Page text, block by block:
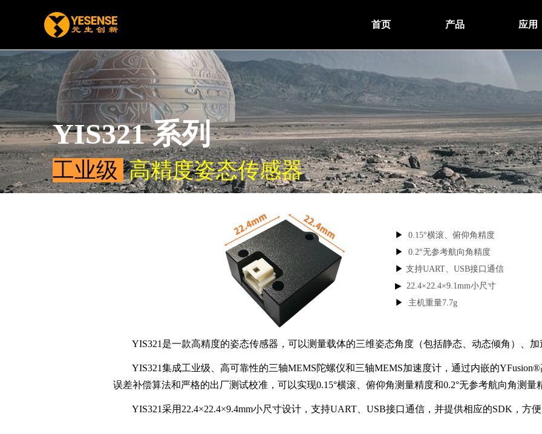
首页 产品 应用
▶ 0.15°横滚、俯仰角精度
▶ 0.2°无参考航向角精度
▶ 支持UART、USB接口通信
▶ 22.4×22.4×9.1mm小尺寸
▶ 主机重量7.7g
YIS321是一款高精度的姿态传感器，可以测量载体的三维姿态角度（包括静态、动态倾角）、加
YIS321集成工业级、高可靠性的三轴MEMS陀螺仪和三轴MEMS加速度计，通过内嵌的
误差补偿算法和严格的出厂测试校准，可以实现0.15°横滚、俯仰角测量精度和0.2°无参考航向角测量
YIS321采用22.4×22.4×9.4mm小尺寸设计，支持UART、USB接口通信，并提供相应的SDK，方
YIS321 系列
工业级 高精度姿态传感器